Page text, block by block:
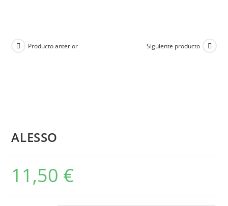
Producto anterior Siguiente producto
ALESSO
11,50 €